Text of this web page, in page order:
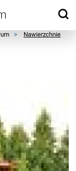
> Nawierzchnie